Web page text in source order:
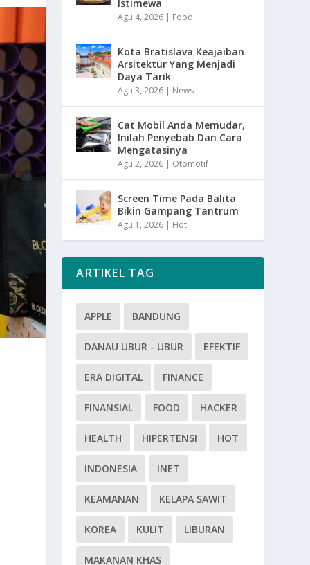
Istimewa
Agu 4, 2026 | Food
Kota Bratislava Keajaiban
Arsitektur Yang Menjadi
Daya Tarik
Agu 3, 2026 | News
Cat Mobil Anda Memudar,
Inilah Penyebab Dan Cara
Mengatasinya
Agu 2, 2026 | Otomotif
Screen Time Pada Balita
Bikin Gampang Tantrum
Agu 1, 2026 | Hot
ARTIKEL TAG
APPLE BANDUNG
DANAU UBUR - UBUR EFEKTIF
ERA DIGITAL FINANCE
FINANSIAL FOOD HACKER
HEALTH HIPERTENSI HOT
INDONESIA INET
KEAMANAN KELAPA SAWIT
KOREA KULIT LIBURAN
MAKANAN KHAS